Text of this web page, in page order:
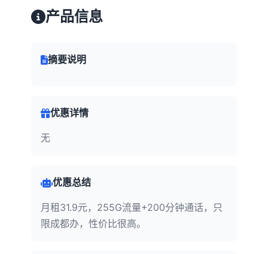
产品信息
摘要说明
优惠详情
无
优惠总结
月租31.9元，255G流量+200分钟通话，只
限成都办，性价比很高。